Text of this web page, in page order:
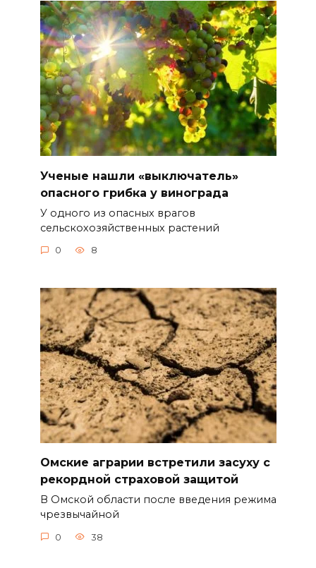
Ученые нашли «выключатель»
опасного грибка у винограда
У одного из опасных врагов
сельскохозяйственных растений
0 8
Омские аграрии встретили засуху с
рекордной страховой защитой
В Омской области после введения режима
чрезвычайной
0 38